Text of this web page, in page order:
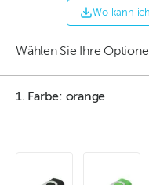
Wo kann
Wählen Sie Ihre
1. Farbe: orange